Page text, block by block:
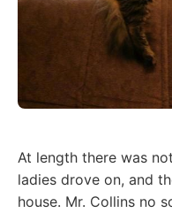
At length there was
ladies drove on, and
house. Mr. Collins no